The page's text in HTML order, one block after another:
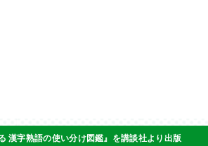
漢字熟語の使い分け図鑑』を講談社より出版